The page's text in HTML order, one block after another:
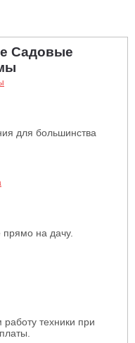
Садовые
для большинства
прямо на дачу.
техники при